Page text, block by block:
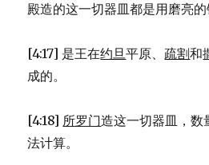
殿造的这一切器皿都是用磨亮的
[4:17] 是王在约旦平原、 疏割和
成的。
[4:18] 所罗门造这一切器皿，数
法计算。